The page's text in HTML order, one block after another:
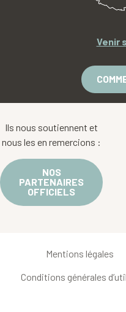
Venir
Ils nous soutiennent et
nous les en remercions :
NOS
PARTENAIRES
OFFICIELS
Mentions légales
Conditions générales